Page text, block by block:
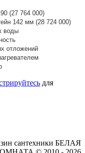
(27 764 000)
142 мм (28 724 000)
воды
отложений
для
сантехники БЕЛАЯ